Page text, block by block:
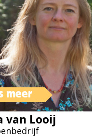
meer
van Looij